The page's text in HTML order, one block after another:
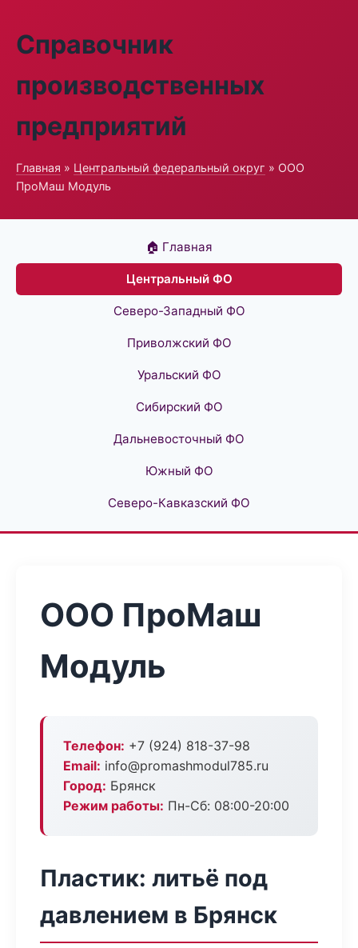
Справочник
производственных
предприятий
Главная » Центральный федеральный округ » ООО
ПроМаш Модуль
🏠 Главная
Центральный ФО
Северо-Западный ФО
Приволжский ФО
Уральский ФО
Сибирский ФО
Дальневосточный ФО
Южный ФО
Северо-Кавказский ФО
ООО ПроМаш
Модуль
Телефон: +7 (924) 818-37-98
Email: info@promashmodul785.ru
Город: Брянск
Режим работы: Пн-Сб: 08:00-20:00
Пластик: литьё под
давлением в Брянск